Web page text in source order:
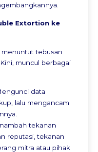
Extortion ke
menuntut tebusan
muncul berbagai
data
lalu mengancam
tekanan
reputasi, tekanan
mitra atau pihak